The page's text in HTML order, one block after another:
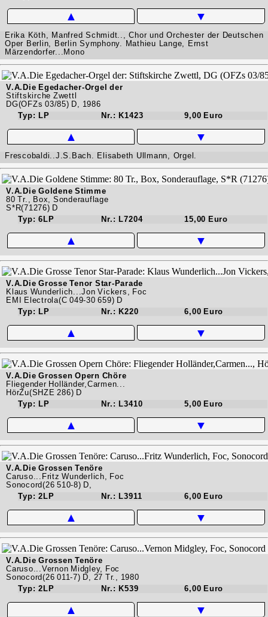
▲ ▼
Erika Köth, Manfred Schmidt.., Chor und Orchester der Deutschen
Oper Berlin, Berlin Symphony. Mathieu Lange, Ernst
Märzendorfer...Mono
V.A.Die Egedacher-Orgel der
Stiftskirche Zwettl
DG(OFZs 03/85) D, 1986
Typ: LP
Nr.: K1423 9,00 Euro
▲ ▼
Frescobaldi..J.S.Bach. Elisabeth Ullmann, Orgel.
V.A.Die Goldene Stimme
80 Tr., Box, Sonderauflage
S*R(71276) D
Typ: 6LP
Nr.: L7204 15,00 Euro
▲ ▼
V.A.Die Grosse Tenor Star-Parade
Klaus Wunderlich...Jon Vickers, Foc
EMI Electrola(C 049-30 659) D
Typ: LP
Nr.: K220 6,00 Euro
▲ ▼
V.A.Die Grossen Opern Chöre
Fliegender Holländer,Carmen...
HörZu(SHZE 286) D
Typ: LP
Nr.: L3410 5,00 Euro
▲ ▼
V.A.Die Grossen Tenöre
Caruso...Fritz Wunderlich, Foc
Sonocord(26 510-8) D,
Typ: 2LP
Nr.: L3911 6,00 Euro
▲ ▼
V.A.Die Grossen Tenöre
Caruso...Vernon Midgley, Foc
Sonocord(26 011-7) D, 27 Tr., 1980
Typ: 2LP
Nr.: K539 6,00 Euro
▲ ▼